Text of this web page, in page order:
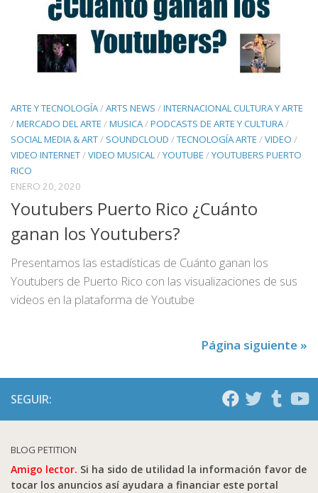
ARTE Y TECNOLOGÍA/ARTS NEWS /INTERNACIONAL CULTURA Y ARTE
/MERCADO DEL ARTE /MUSICA/PODCASTS DE ARTE Y CULTURA/
SOCIAL MEDIA & ART/ SOUNDCLOUD /TECNOLOGÍA ARTE /VIDEO /
VIDEO INTERNET/VIDEO MUSICAL/YOUTUBE /YOUTUBERS PUERTO
RICO
ENERO 20, 2020
Youtubers Puerto Rico ¿Cuánto
ganan los Youtubers?
Presentamos las estadísticas de Cuánto ganan los
Youtubers de Puerto Rico con las visualizaciones de sus
videos en la plataforma de Youtube
Página siguiente »
SEGUIR:
BLOG PETITION
Amigo lector. Si ha sido de utilidad la información favor de
tocar los anuncios así ayudara a financiar este portal